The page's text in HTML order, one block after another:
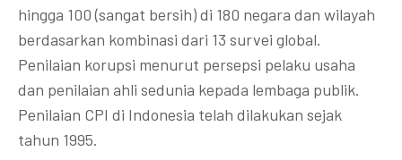
hingga 100 (sangat bersih) di 180 negara dan wilayah
berdasarkan kombinasi dari 13 survei global.
Penilaian korupsi menurut persepsi pelaku usaha
dan penilaian ahli sedunia kepada lembaga publik.
Penilaian CPI di Indonesia telah dilakukan sejak
tahun 1995.